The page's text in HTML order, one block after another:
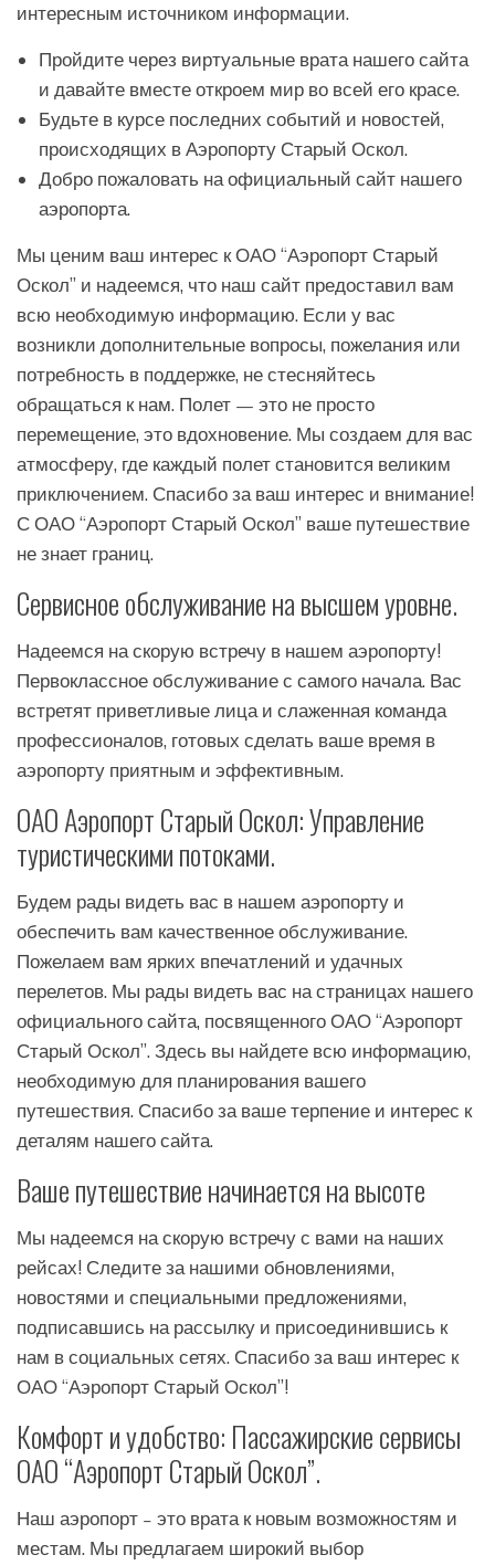
интересным источником информации.
Пройдите через виртуальные врата нашего сайта
и давайте вместе откроем мир во всей его красе.
Будьте в курсе последних событий и новостей,
происходящих в Аэропорту Старый Оскол.
Добро пожаловать на официальный сайт нашего
аэропорта.
Мы ценим ваш интерес к ОАО “Аэропорт Старый
Оскол” и надеемся, что наш сайт предоставил вам
всю необходимую информацию. Если у вас
возникли дополнительные вопросы, пожелания или
потребность в поддержке, не стесняйтесь
обращаться к нам. Полет — это не просто
перемещение, это вдохновение. Мы создаем для вас
атмосферу, где каждый полет становится великим
приключением. Спасибо за ваш интерес и внимание!
С ОАО “Аэропорт Старый Оскол” ваше путешествие
не знает границ.
Сервисное обслуживание на высшем уровне.
Надеемся на скорую встречу в нашем аэропорту!
Первоклассное обслуживание с самого начала. Вас
встретят приветливые лица и слаженная команда
профессионалов, готовых сделать ваше время в
аэропорту приятным и эффективным.
ОАО Аэропорт Старый Оскол: Управление
туристическими потоками.
Будем рады видеть вас в нашем аэропорту и
обеспечить вам качественное обслуживание.
Пожелаем вам ярких впечатлений и удачных
перелетов. Мы рады видеть вас на страницах нашего
официального сайта, посвященного ОАО “Аэропорт
Старый Оскол”. Здесь вы найдете всю информацию,
необходимую для планирования вашего
путешествия. Спасибо за ваше терпение и интерес к
деталям нашего сайта.
Ваше путешествие начинается на высоте
Мы надеемся на скорую встречу с вами на наших
рейсах! Следите за нашими обновлениями,
новостями и специальными предложениями,
подписавшись на рассылку и присоединившись к
нам в социальных сетях. Спасибо за ваш интерес к
ОАО “Аэропорт Старый Оскол”!
Комфорт и удобство: Пассажирские сервисы
ОАО “Аэропорт Старый Оскол”.
Наш аэропорт – это врата к новым возможностям и
местам. Мы предлагаем широкий выбор